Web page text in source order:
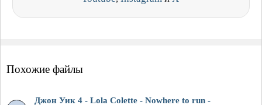
Похожие файлы
Джон Уик 4 - Lola Colette - Nowhere to run -